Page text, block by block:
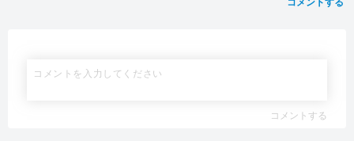
コメントする